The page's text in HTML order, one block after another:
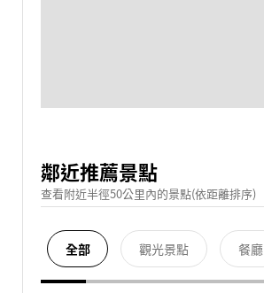
鄰近推薦景點
查看附近半徑50公里內的景點(依距離排序)
全部 觀光景點 餐廳